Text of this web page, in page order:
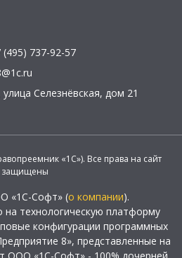
(495) 737-92-57
улица Селезнёвская, дом 21
«1С»). Все права на сайт
защищены
«1С-Софт» (о компании).
технологическую платформу
конфигурации программных
8», представленные на